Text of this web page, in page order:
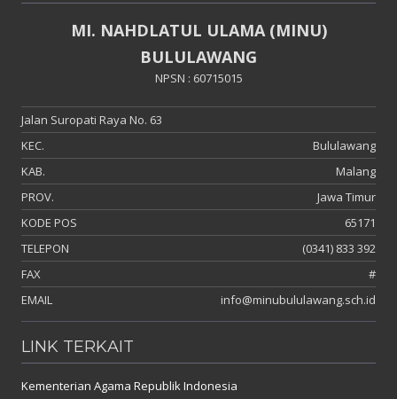
MI. NAHDLATUL ULAMA (MINU)
BULULAWANG
NPSN : 60715015
Jalan Suropati Raya No. 63
KEC.
Bululawang
KAB.
Malang
PROV.
Jawa Timur
KODE POS
65171
TELEPON
(0341) 833 392
FAX
#
EMAIL
info@minubululawang.sch.id
LINK TERKAIT
Kementerian Agama Republik Indonesia